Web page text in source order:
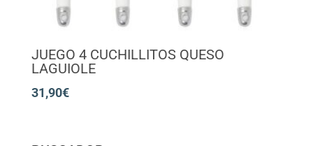
JUEGO 4 CUCHILLITOS QUESO
LAGUIOLE
31,90€